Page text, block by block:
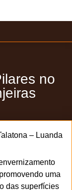
no
– Luanda
uma
das superfícies